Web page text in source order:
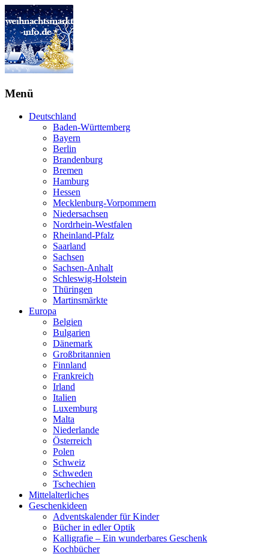
Menü
Deutschland
Baden-Württemberg
Bayern
Berlin
Brandenburg
Bremen
Hamburg
Hessen
Mecklenburg-Vorpommern
Niedersachsen
Nordrhein-Westfalen
Rheinland-Pfalz
Saarland
Sachsen
Sachsen-Anhalt
Schleswig-Holstein
Thüringen
Martinsmärkte
Europa
Belgien
Bulgarien
Dänemark
Großbritannien
Finnland
Frankreich
Irland
Italien
Luxemburg
Malta
Niederlande
Österreich
Polen
Schweiz
Schweden
Tschechien
Mittelalterliches
Geschenkideen
Adventskalender für Kinder
Bücher in edler Optik
Kalligrafie – Ein wunderbares Geschenk
Kochbücher